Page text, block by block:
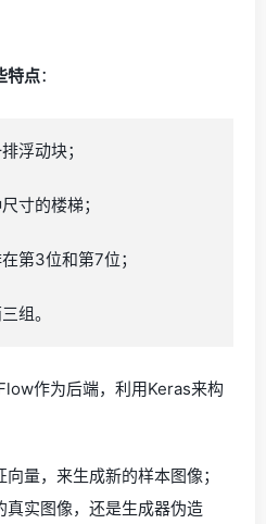
特点：
浮动块；
寸的楼梯；
第3位和第7位；
组。
作为后端，利用Keras来构
量，来生成新的样本图像；
真实图像，还是生成器伪造